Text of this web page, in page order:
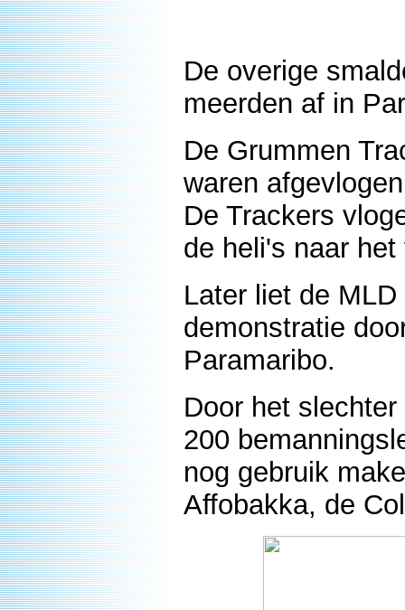
De overige
meerden af in
De Grummen
waren
De Trackers
de heli's naar
Later liet de
demonstratie
Paramaribo.
Door het
200
nog gebruik
Affobakka, de